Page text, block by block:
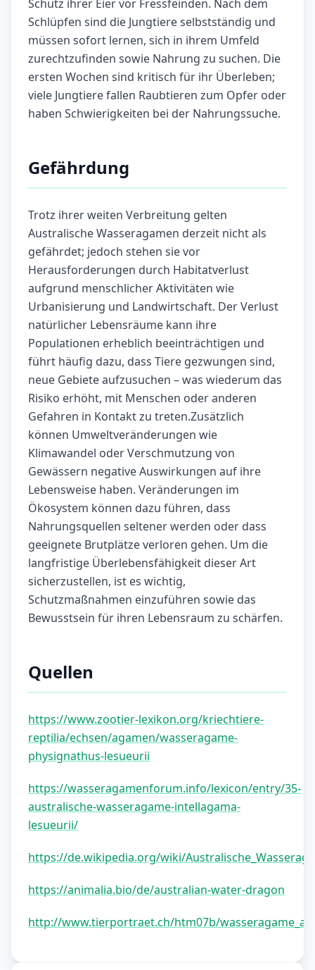
Schutz ihrer Eier vor Fressfeinden. Nach dem
Schlüpfen sind die Jungtiere selbstständig und
müssen sofort lernen, sich in ihrem Umfeld
zurechtzufinden sowie Nahrung zu suchen. Die
ersten Wochen sind kritisch für ihr Überleben;
viele Jungtiere fallen Raubtieren zum Opfer oder
haben Schwierigkeiten bei der Nahrungssuche.
Gefährdung
Trotz ihrer weiten Verbreitung gelten
Australische Wasseragamen derzeit nicht als
gefährdet; jedoch stehen sie vor
Herausforderungen durch Habitatverlust
aufgrund menschlicher Aktivitäten wie
Urbanisierung und Landwirtschaft. Der Verlust
natürlicher Lebensräume kann ihre
Populationen erheblich beeinträchtigen und
führt häufig dazu, dass Tiere gezwungen sind,
neue Gebiete aufzusuchen – was wiederum das
Risiko erhöht, mit Menschen oder anderen
Gefahren in Kontakt zu treten.Zusätzlich
können Umweltveränderungen wie
Klimawandel oder Verschmutzung von
Gewässern negative Auswirkungen auf ihre
Lebensweise haben. Veränderungen im
Ökosystem können dazu führen, dass
Nahrungsquellen seltener werden oder dass
geeignete Brutplätze verloren gehen. Um die
langfristige Überlebensfähigkeit dieser Art
sicherzustellen, ist es wichtig,
Schutzmaßnahmen einzuführen sowie das
Bewusstsein für ihren Lebensraum zu schärfen.
Quellen
https://www.zootier-lexikon.org/kriechtiere-
reptilia/echsen/agamen/wasseragame-
physignathus-lesueurii
https://wasseragamenforum.info/lexicon/entry/35-
australische-wasseragame-intellagama-
lesueurii/
https://de.wikipedia.org/wiki/
https://animalia.bio/de/australian-water-dragon
http://www.tierportraet.ch/htm07b/